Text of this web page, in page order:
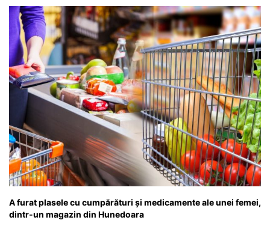
o
k
p g
er
e ă
A furat plasele cu cumpărături și medicamente ale unei femei,
dintr-un magazin din Hunedoara